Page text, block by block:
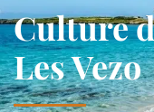
Culture
Les Vezo